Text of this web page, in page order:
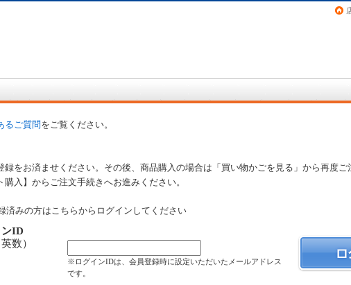
るご質問をご覧ください。
をお済ませください。その後、商品購入の場合は「買い物かごを見る」から再度ご
入】からご注文手続きへお進みください。
済みの方はこちらからログインしてください
ンID
英数）
※ログインIDは、会員登録時に設定いただいたメールアドレス
です。